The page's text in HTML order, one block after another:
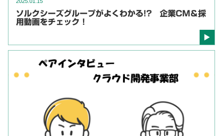
ソルクシーズグループがよくわかる!? 企業CM＆採
用動画をチェック！